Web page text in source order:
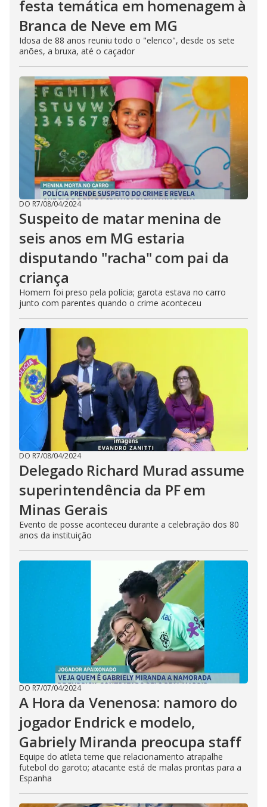
festa temática em homenagem à
Branca de Neve em MG
Idosa de 88 anos reuniu todo o "elenco", desde os sete
anões, a bruxa, até o caçador
DO R7/08/04/2024
Suspeito de matar menina de
seis anos em MG estaria
disputando "racha" com pai da
criança
Homem foi preso pela polícia; garota estava no carro
junto com parentes quando o crime aconteceu
DO R7/08/04/2024
Delegado Richard Murad assume
superintendência da PF em
Minas Gerais
Evento de posse aconteceu durante a celebração dos 80
anos da instituição
DO R7/07/04/2024
A Hora da Venenosa: namoro do
jogador Endrick e modelo,
Gabriely Miranda preocupa staff
Equipe do atleta teme que relacionamento atrapalhe
futebol do garoto; atacante está de malas prontas para a
Espanha